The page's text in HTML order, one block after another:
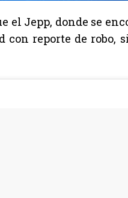
el Jepp, donde se
con reporte de